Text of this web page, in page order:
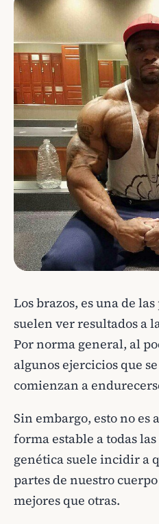
Los brazos, es una de
suelen ver resultados a
Por norma general, al
algunos ejercicios que
comienzan a
Sin embargo, esto no es
forma estable a todas
genética suele incidir a
partes de nuestro
mejores que otras.